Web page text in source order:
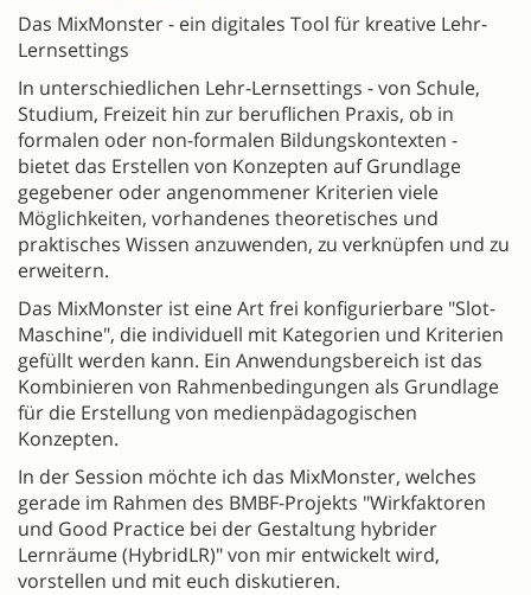
Das MixMonster - ein digitales Tool für kreative Lehr-
Lernsettings
In unterschiedlichen Lehr-Lernsettings - von Schule,
Studium, Freizeit hin zur beruflichen Praxis, ob in
formalen oder non-formalen Bildungskontexten -
bietet das Erstellen von Konzepten auf Grundlage
gegebener oder angenommener Kriterien viele
Möglichkeiten, vorhandenes theoretisches und
praktisches Wissen anzuwenden, zu verknüpfen und zu
erweitern.
Das MixMonster ist eine Art frei konfigurierbare "Slot-
Maschine", die individuell mit Kategorien und Kriterien
gefüllt werden kann. Ein Anwendungsbereich ist das
Kombinieren von Rahmenbedingungen als Grundlage
für die Erstellung von medienpädagogischen
Konzepten.
In der Session möchte ich das MixMonster, welches
gerade im Rahmen des BMBF-Projekts "Wirkfaktoren
und Good Practice bei der Gestaltung hybrider
Lernräume (HybridLR)" von mir entwickelt wird,
vorstellen und mit euch diskutieren.